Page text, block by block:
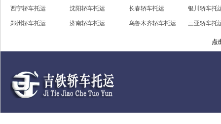
西宁轿车托运 沈阳轿车托运 长春轿车托运 银川轿车托
郑州轿车托运 济南轿车托运 乌鲁木齐轿车托运 三亚轿车托
点